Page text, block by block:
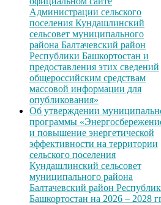
Администрации сельского
поселения Кундашлинский
сельсовет муниципального
района Балтачевский район
Республики Башкортостан и
предоставления этих сведений
общероссийским средствам
массовой информации для
опубликования»
Об утверждении
программы
и повышение энергетической
эффективности на территории
сельского поселения
Кундашлинский сельсовет
муниципального района
Балтачевский район
Башкортостан на 2026 – 2028